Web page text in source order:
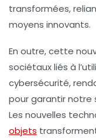
transformées,
moyens innovants.
En outre, cette
sociétaux liés à l’
cybersécurité,
pour garantir notre
Les nouvelles
objets